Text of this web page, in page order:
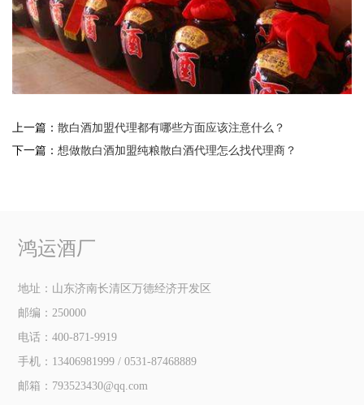
上一篇： 散白酒加盟代理都有哪些方面应该注意什么？
下一篇： 想做散白酒加盟纯粮散白酒代理怎么找代理商？
鸿运酒厂
地址：山东济南长清区万德经济开发区
邮编：250000
电话：400-871-9919
手机：13406981999 / 0531-87468889
邮箱：793523430@qq.com